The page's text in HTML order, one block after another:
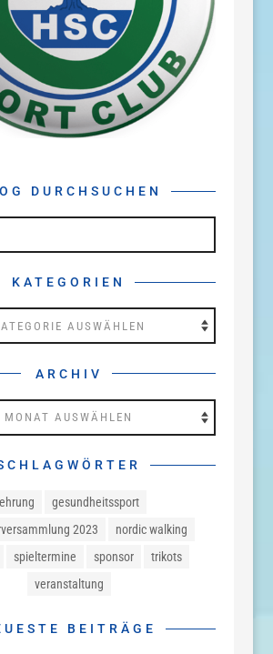
DURCHSUCHEN
KATEGORIEN
ARCHIV
ehrung
gesundheitssport
2023
nordic walking
spieltermine sponsor
trikots
veranstaltung
BEITRÄGE